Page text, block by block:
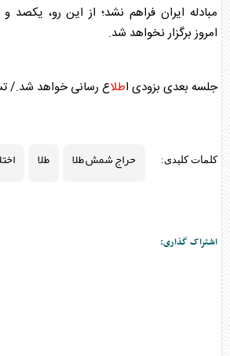
مبادله ایران فراهم نشد؛ از این رو،
امروز برگزار نخواهد شد.
جلسه بعدی بزودی اطلاع رسانی خواهد شد./
کلمات کلیدی: حراج شمش طلا طلا
اشتراک گذاری: